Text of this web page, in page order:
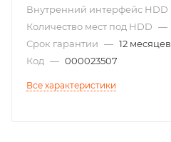
Внутренний интерфейс HDD
Количество мест под HDD —
Срок гарантии — 12 месяцев
Код — 000023507
Все характеристики